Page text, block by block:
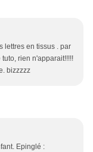
lettres en tissus . par
rien n'apparait!!!!!
bizzzzz
Epinglé :